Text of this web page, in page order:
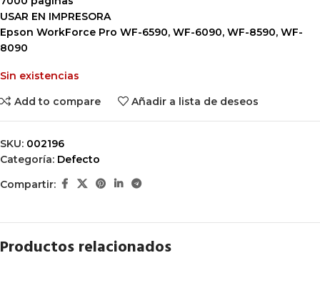
USAR EN IMPRESORA
Epson WorkForce Pro WF-6590, WF-6090, WF-8590, WF-
8090
Sin existencias
Add to compare
Añadir a lista de deseos
SKU: 002196
Categoría: Defecto
Compartir:
Productos relacionados